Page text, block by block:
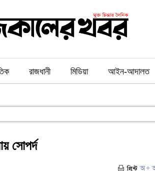
রাজধানী মিডিয়া আইন-আদালত
সোপর্দ